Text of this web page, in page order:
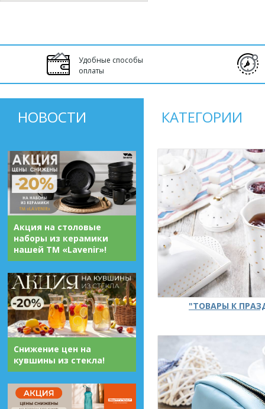
Удобные способы
оплаты
НОВОСТИ
Акция на столовые
наборы из керамики
нашей ТМ «Lavenir»!
Снижение цен на
кувшины из стекла!
КАТЕГОРИИ
"ТОВАРЫ К